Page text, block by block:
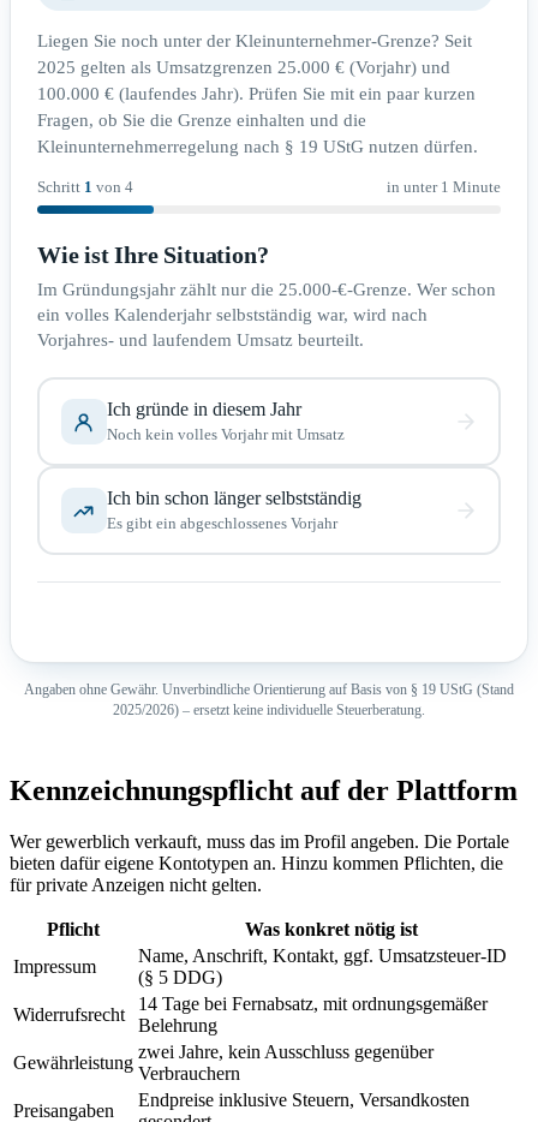
Liegen Sie noch unter der Kleinunternehmer-Grenze? Seit
2025 gelten als Umsatzgrenzen 25.000 € (Vorjahr) und
100.000 € (laufendes Jahr). Prüfen Sie mit ein paar kurzen
Fragen, ob Sie die Grenze einhalten und die
Kleinunternehmerregelung nach § 19 UStG nutzen dürfen.
Schritt 1 von 4 in unter 1 Minute
Wie ist Ihre Situation?
Im Gründungsjahr zählt nur die 25.000-€-Grenze. Wer schon
ein volles Kalenderjahr selbstständig war, wird nach
Vorjahres- und laufendem Umsatz beurteilt.
Ich gründe in diesem Jahr
Noch kein volles Vorjahr mit Umsatz
Ich bin schon länger selbstständig
Es gibt ein abgeschlossenes Vorjahr
Angaben ohne Gewähr. Unverbindliche Orientierung auf Basis von § 19 UStG (Stand
2025/2026) – ersetzt keine individuelle Steuerberatung.
Kennzeichnungspflicht auf der Plattform
Wer gewerblich verkauft, muss das im Profil angeben. Die Portale
bieten dafür eigene Kontotypen an. Hinzu kommen Pflichten, die
für private Anzeigen nicht gelten.
Pflicht
Was konkret nötig ist
Impressum
Name, Anschrift, Kontakt, ggf. Umsatzsteuer-ID
(§ 5 DDG)
Widerrufsrecht
14 Tage bei Fernabsatz, mit ordnungsgemäßer
Belehrung
Gewährleistung
zwei Jahre, kein Ausschluss gegenüber
Verbrauchern
Preisangaben
Endpreise inklusive Steuern, Versandkosten